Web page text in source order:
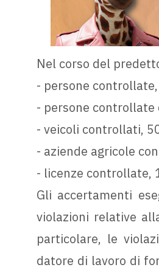
Nel corso del
- persone
- persone
- veicoli controllati,
- aziende agricole
- licenze controllate,
Gli accertamenti
violazioni relative
particolare, le
datore di lavoro di